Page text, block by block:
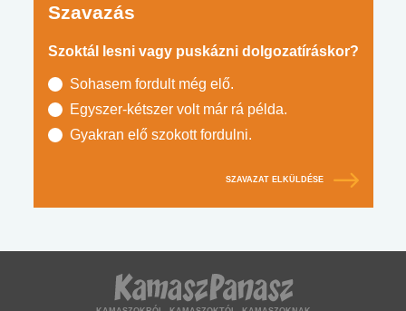
Szavazás
Szoktál lesni vagy puskázni dolgozatíráskor?
Sohasem fordult még elő.
Egyszer-kétszer volt már rá példa.
Gyakran elő szokott fordulni.
SZAVAZAT ELKÜLDÉSE